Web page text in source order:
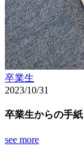
卒業生
2023/10/31
卒業生からの手紙
see more